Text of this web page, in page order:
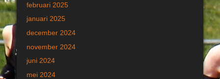
februari 2025
januari 2025
december 2024
november 2024
juni 2024
mei 2024